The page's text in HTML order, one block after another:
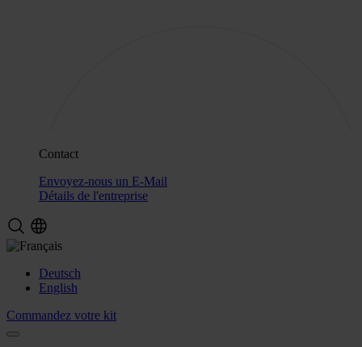
Contact
Envoyez-nous un E-Mail
Détails de l'entreprise
Deutsch
English
Commandez votre kit